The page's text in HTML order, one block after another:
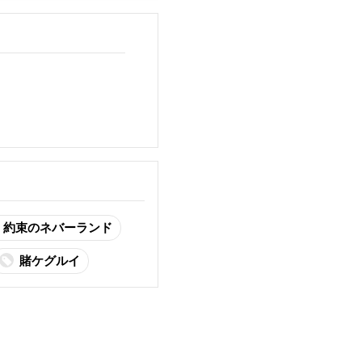
約束のネバーランド
賭ケグルイ